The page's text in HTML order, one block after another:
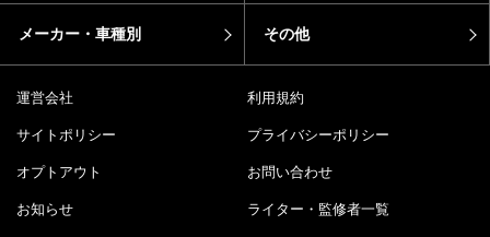
メーカー・車種別 その他
運営会社 利用規約
サイトポリシー プライバシーポリシー
オプトアウト お問い合わせ
お知らせ ライター・監修者一覧